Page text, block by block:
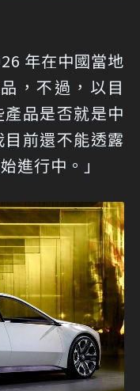
年在中國當地
，不過，以目
品是否就是中
前還不能透露
進行中。」